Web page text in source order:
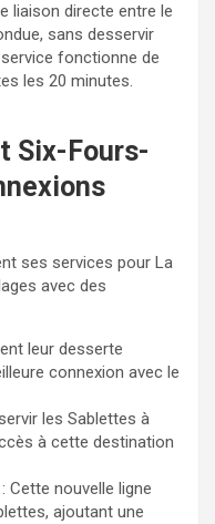
liaison directe entre le
sans desservir
fonctionne de
les 20 minutes.
Six-Fours-
ses services pour La
avec des
leur desserte
connexion avec le
les Sablettes à
à cette destination
: Cette nouvelle ligne
ajoutant une